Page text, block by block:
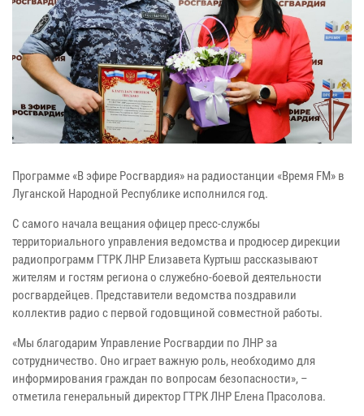
Программе «В эфире Росгвардия» на радиостанции «Время FM» в
Луганской Народной Республике исполнился год.
С самого начала вещания офицер пресс-службы
территориального управления ведомства и продюсер дирекции
радиопрограмм ГТРК ЛНР Елизавета Куртыш рассказывают
жителям и гостям региона о служебно-боевой деятельности
росгвардейцев. Представители ведомства поздравили
коллектив радио с первой годовщиной совместной работы.
«Мы благодарим Управление Росгвардии по ЛНР за
сотрудничество. Оно играет важную роль, необходимо для
информирования граждан по вопросам безопасности», –
отметила генеральный директор ГТРК ЛНР Елена Прасолова.